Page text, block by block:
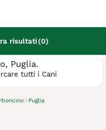
risultati(0)
Puglia
Allevamento di
Puglia.
tutti i Cani